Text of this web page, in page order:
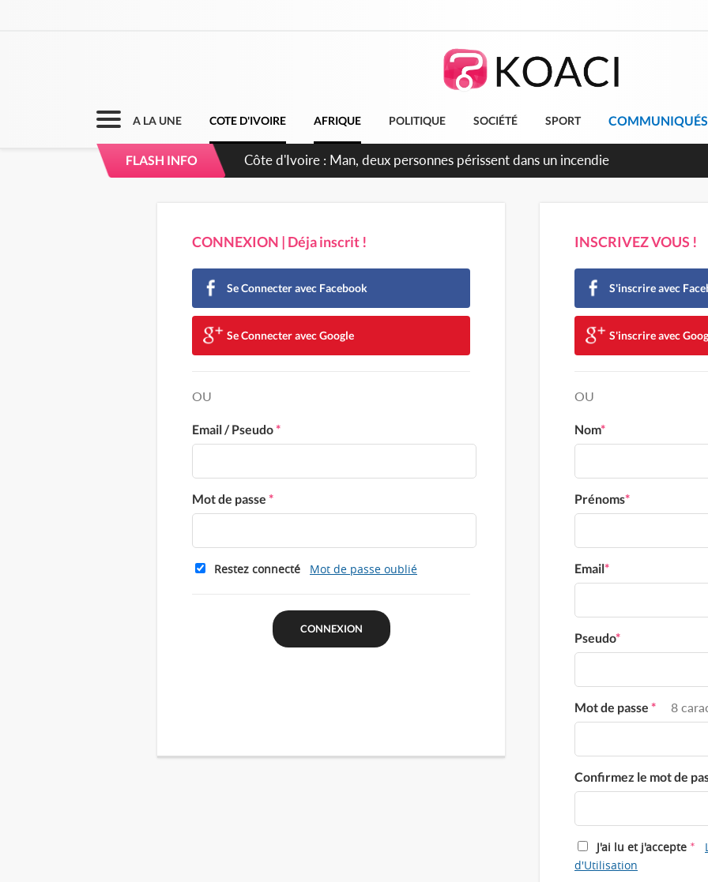
A LA UNE COTE D'IVOIRE AFRIQUE POLITIQUE SOCIÉTÉ SPORT COMMUNIQUÉS
FLASH INFO
Côte d'Ivoire : Séileu, la célébration de la fête nationale transformée en vaste
CONNEXION | Déja inscrit !
Se Connecter avec Facebook
Se Connecter avec Google
OU
Email / Pseudo*
Mot de passe *
Restez connecté Mot de passe oublié
INSCRIVEZ VOUS !
S'inscrire avec
S'inscrire avec
OU
Nom*
Prénoms*
Email*
Pseudo*
Mot de passe * 8
Confirmez le mot de
J'ai lu et j'accepte *
d'Utilisation